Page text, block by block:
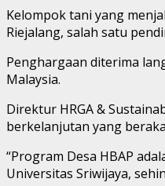
Kelompok tani yang
Riejalang, salah satu
Penghargaan diterima
Malaysia.
Direktur HRGA &
berkelanjutan yang
“Program Desa HBAP
Universitas Sriwijaya,